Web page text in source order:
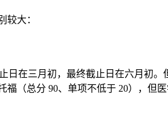
较大：
日在三月初，最终截止日在六月初
（总分 90、单项不低于 20），但